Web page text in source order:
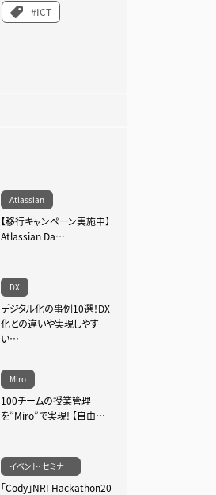
#ICT
Atlassian
【移行キャンペーン実施中】
Atlassian Da…
DX
デジタル化の事例10選！DX
化との違いや実現しやす
い…
Miro
100チームの授業管理
を”Miro”で実現! 【自由…
イベント・セミナー
「Cody」NRI Hackathon20